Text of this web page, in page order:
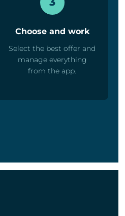
Choose and work
Select the best offer and
manage everything
from the app.